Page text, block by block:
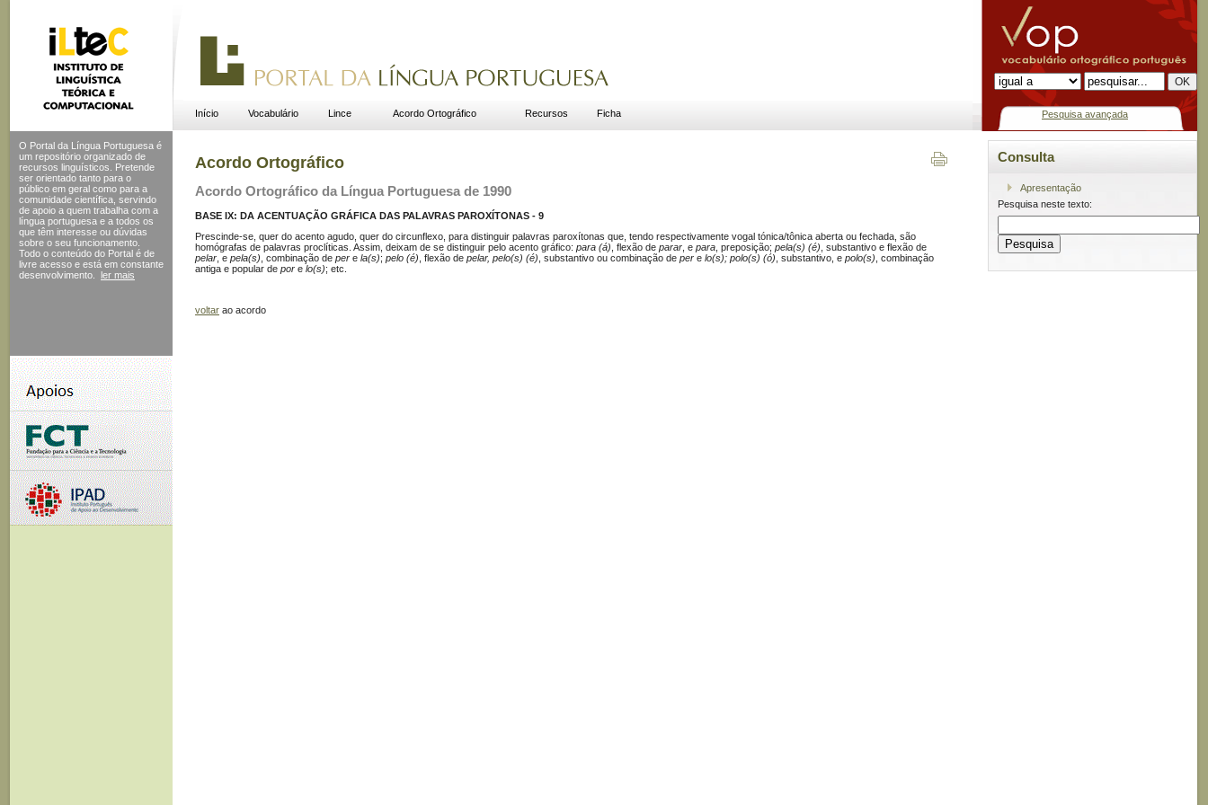
Início Vocabulário Lince Acordo Ortográfico Recursos Ficha Pesquisa avançada
O Portal da Língua Portuguesa é
um repositório organizado de
recursos linguísticos. Pretende
ser orientado tanto para o
público em geral como para a
comunidade científica, servindo
de apoio a quem trabalha com a
língua portuguesa e a todos os
que têm interesse ou dúvidas
sobre o seu funcionamento.
Todo o conteúdo do Portal é de
livre acesso e está em constante
desenvolvimento.
ler mais
Acordo Ortográfico
Acordo Ortográfico da Língua Portuguesa de 1990
BASE IX: DA ACENTUAÇÃO GRÁFICA DAS PALAVRAS PAROXÍTONAS - 9
Prescinde-se, quer do acento agudo, quer do circunflexo, para distinguir palavras paroxítonas que, tendo respectivamente vogal tónica/tônica aberta ou fechada, são
homógrafas de palavras proclíticas. Assim, deixam de se distinguir pelo acento gráfico: para (á) , flexão de parar , e para , preposição; pela(s) (é) , substantivo e flexão de
pelar , e pela(s) , combinação de per e la(s); pelo (é) , flexão de pelar, pelo(s) (é) , substantivo ou combinação de per e lo(s); polo(s) (ó) , substantivo, e polo(s) , combinação
antiga e popular de por e lo(s); etc.
voltar ao acordo
Consulta
Apresentação
Pesquisa neste texto: